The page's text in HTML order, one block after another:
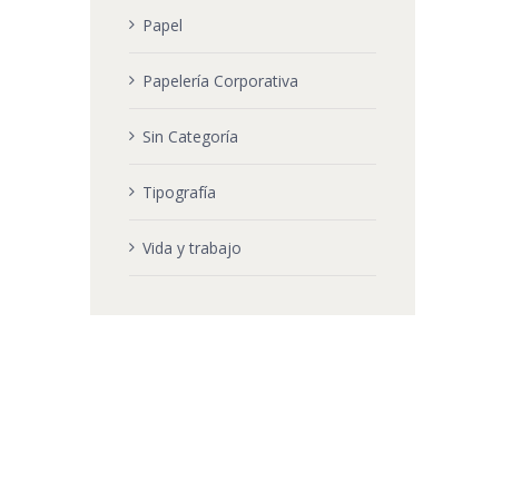
Papel
Papelería Corporativa
Sin Categoría
Tipografía
Vida y trabajo